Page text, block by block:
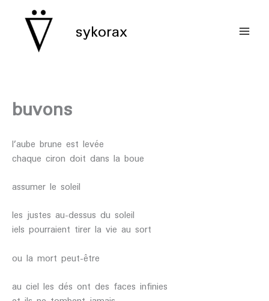
contenu sykorax
buvons
l’aube brune est levée
chaque ciron doit dans la boue
assumer le soleil
les justes au-dessus du soleil
iels pourraient tirer la vie au sort
ou la mort peut-être
au ciel les dés ont des faces infinies